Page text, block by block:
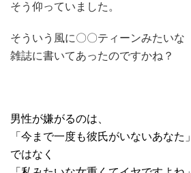
そう仰っていました。
そういう風に〇〇ティーンみたいな
雑誌に書いてあったのですかね？
男性が嫌がるのは、
「今まで一度も彼氏がいないあなた」
ではなく